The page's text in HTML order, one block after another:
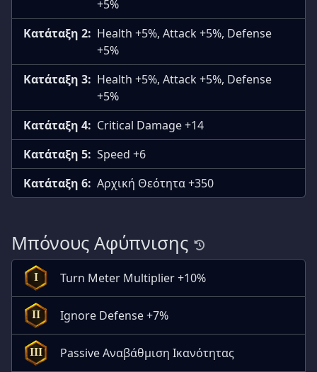
+5%
Κατάταξη 2: Health +5%, Attack +5%, Defense
+5%
Κατάταξη 3: Health +5%, Attack +5%, Defense
+5%
Κατάταξη 4: Critical Damage +14
Κατάταξη 5: Speed +6
Κατάταξη 6: Αρχική Θεότητα +350
Μπόνους Αφύπνισης
I Turn Meter Multiplier +10%
II Ignore Defense +7%
III Passive Αναβάθμιση Ικανότητας